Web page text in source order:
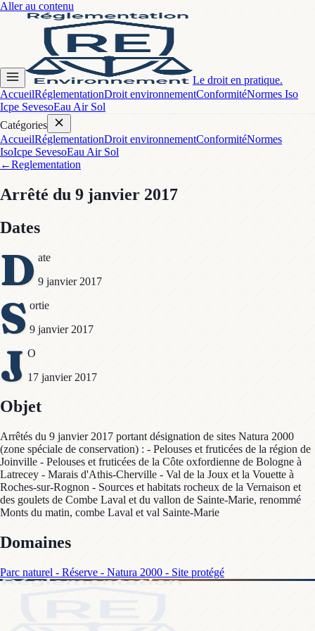
Aller au contenu
Le droit en pratique.
AccueilRéglementationDroit environnementConformitéNormes Iso
Icpe SevesoEau Air Sol
Catégories
AccueilRéglementationDroit environnementConformitéNormes
IsoIcpe SevesoEau Air Sol
←Reglementation
Arrêté du 9 janvier 2017
Dates
D ate
9 janvier 2017
S ortie
9 janvier 2017
J O
17 janvier 2017
Objet
Arrêtés du 9 janvier 2017 portant désignation de sites Natura 2000
(zone spéciale de conservation) : - Pelouses et fruticées de la région de
Joinville - Pelouses et fruticées de la Côte oxfordienne de Bologne à
Latrecey - Marais d'Athis-Cherville - Val de la Joux et la Vouette à
Roches-sur-Rognon - Sources et habitats rocheux de la Vernaison et
des goulets de Combe Laval et du vallon de Sainte-Marie, renommé
Monts du matin, combe Laval et val Sainte-Marie
Domaines
Parc naturel - Réserve - Natura 2000 - Site protégé